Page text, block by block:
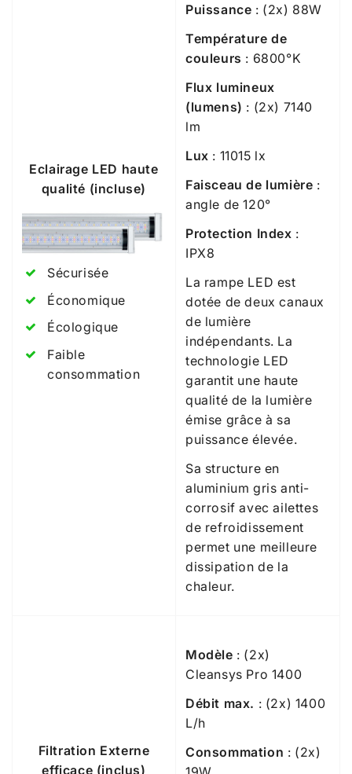
Eclairage LED haute
qualité (incluse)
Sécurisée
Économique
Écologique
Faible
consommation
Puissance : (2x) 88W
Température de
couleurs : 6800°K
Flux lumineux
(lumens) : (2x) 7140
lm
Lux : 11015 lx
Faisceau de lumière :
angle de 120°
Protection Index :
IPX8
La rampe LED est
dotée de deux canaux
de lumière
indépendants. La
technologie LED
garantit une haute
qualité de la lumière
émise grâce à sa
puissance élevée.
Sa structure en
aluminium gris anti-
corrosif avec ailettes
de refroidissement
permet une meilleure
dissipation de la
chaleur.
Filtration Externe
efficace (inclus)
Modèle : (2x)
Cleansys Pro 1400
Débit max. : (2x) 1400
L/h
Consommation : (2x)